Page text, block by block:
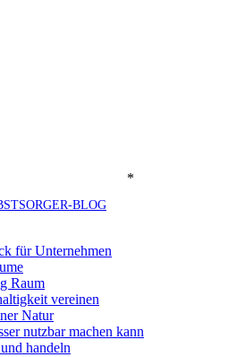
*
BLOG
für Unternehmen
Raum
vereinen
Natur
nutzbar machen kann
handeln